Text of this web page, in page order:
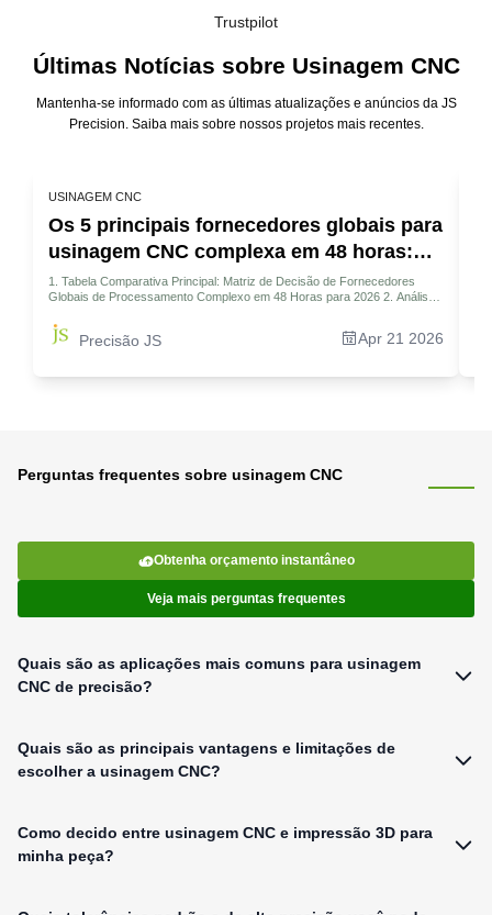
Trustpilot
Últimas Notícias sobre Usinagem CNC
Mantenha-se informado com as últimas atualizações e anúncios da JS
Precision. Saiba mais sobre nossos projetos mais recentes.
USINAGEM CNC
Os 5 principais fornecedores globais para
usinagem CNC complexa em 48 horas:
Guia especializado para 2026
1. Tabela Comparativa Principal: Matriz de Decisão de Fornecedores
Globais de Processamento Complexo em 48 Horas para 2026 2. Análise
Complexo em 48 Horas 3. Benchmarking Avançado: JS Precision vs.
Gigantes Globais da Indústria 4. Por que não podemos simplesmente
Precisão JS Apr 21 2026
Perguntas frequentes sobre usinagem CNC
Obtenha orçamento instantâneo
Veja mais perguntas frequentes
Quais são as aplicações mais comuns para usinagem
CNC de precisão?
implantes médicos, peças automotivas e equipamentos industriais. Na JS
Precision, fabricamos peças duráveis ​​e de alta tolerância que atendem aos
Quais são as principais vantagens e limitações de
escolher a usinagem CNC?
materiais e excelente repetibilidade. As limitações envolvem custos mais
elevados para geometrias internas complexas e tempos de configuração
Como decido entre usinagem CNC e impressão 3D para
minha peça?